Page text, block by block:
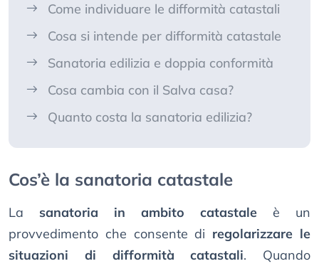
Come individuare le difformità catastali
Cosa si intende per difformità catastale
Sanatoria edilizia e doppia conformità
Cosa cambia con il Salva casa?
Quanto costa la sanatoria edilizia?
Cos’è la sanatoria catastale
La sanatoria in ambito catastale è un
provvedimento che consente di regolarizzare le
situazioni di difformità catastali. Quando